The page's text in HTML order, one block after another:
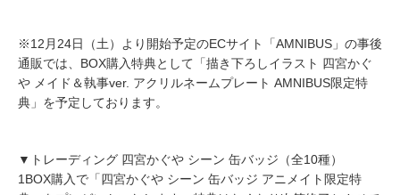
※12月24日（土）より開始予定のECサイト「AMNIBUS」の事後
通販では、BOX購入特典として「描き下ろしイラスト 四宮かぐ
や メイド＆執事ver. アクリルネームプレート AMNIBUS限定特
典」を予定しております。
▼トレーディング 四宮かぐや シーン 缶バッジ（全10種）
1BOX購入で「四宮かぐや シーン 缶バッジ アニメイト限定特